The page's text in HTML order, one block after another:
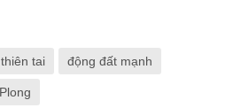
thiên tai động đất mạnh